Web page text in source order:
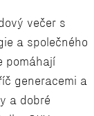
večer s
a společného
pomáhají
generacemi a
a dobré